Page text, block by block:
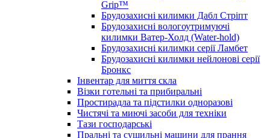
Grip™
Брудозахисні килимки Дабл Стріпт
Брудозахисні вологоутримуючі
килимки Ватер-Холд (Water-hold)
Брудозахисні килимки серії Ламбет
Брудозахисні килимки нейлонові серії
Бронкс
Інвентар для миття скла
Візки готельні та прибиральні
Простирадла та підстилки одноразові
Чистячі та миючі засоби для техніки
Тази господарські
Пральні та сушильні машини для прання